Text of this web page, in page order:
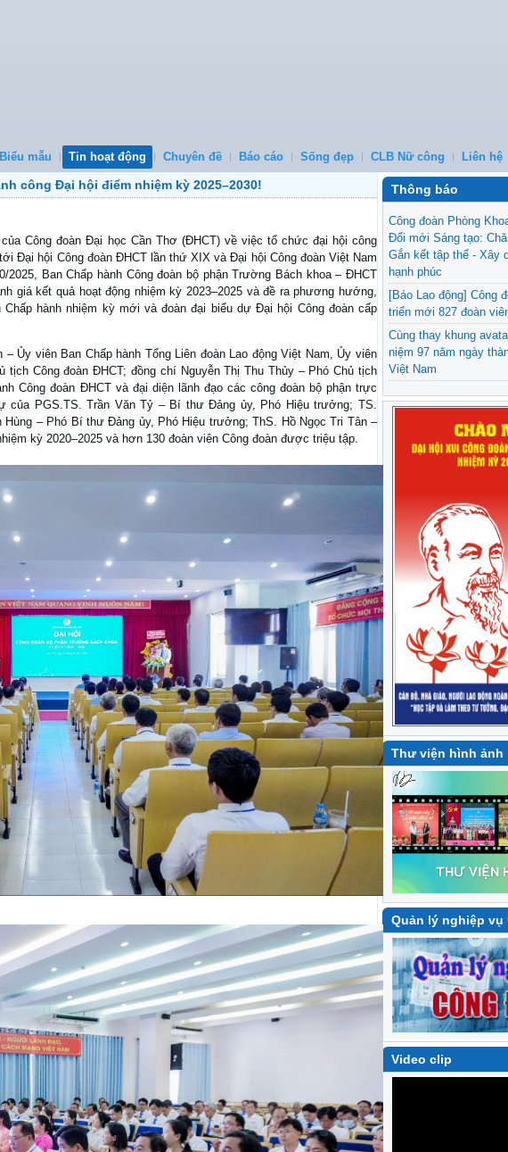
mẫu Tin hoạt động Chuyên đề Báo cáo Sống đẹp CLB Nữ công Liên hệ
công Đại hội điểm nhiệm kỳ 2025–2030!
Công đoàn Đại học Cần Thơ (ĐHCT) về việc tổ chức đại hội công
Đại hội Công đoàn ĐHCT lần thứ XIX và Đại hội Công đoàn Việt Nam
2025, Ban Chấp hành Công đoàn bộ phận Trường Bách khoa – ĐHCT
giá kết quả hoạt động nhiệm kỳ 2023–2025 và đề ra phương hướng,
hành nhiệm kỳ mới và đoàn đại biểu dự Đại hội Công đoàn cấp
Ủy viên Ban Chấp hành Tổng Liên đoàn Lao động Việt Nam, Ủy viên
tịch Công đoàn ĐHCT; đồng chí Nguyễn Thị Thu Thủy – Phó Chủ tịch
Công đoàn ĐHCT và đại diện lãnh đạo các công đoàn bộ phận trực
của PGS.TS. Trần Văn Tỷ – Bí thư Đảng ủy, Phó Hiệu trưởng; TS.
– Phó Bí thư Đảng ủy, Phó Hiệu trưởng; ThS. Hồ Ngọc Tri Tân –
kỳ 2020–2025 và hơn 130 đoàn viên Công đoàn được triệu tập.
Thông báo
Công đoàn Phòng
Đổi mới Sáng tạo:
Gắn kết tập thể - Xây
hạnh phúc
[Báo Lao động] Công
triển mới 827 đoàn
Cùng thay khung
niệm 97 năm ngày
Việt Nam
[Khoa Luật] Giao lưu
Trung tâm Bồi dưỡng
và Bổ trợ tư pháp -
đoàn viên quý II năm
[Báo Giáo dục và
học thảo luận vai trò
chuyển đổi số
Thư viện hình ảnh
Quản lý nghiệp vụ
Video clip